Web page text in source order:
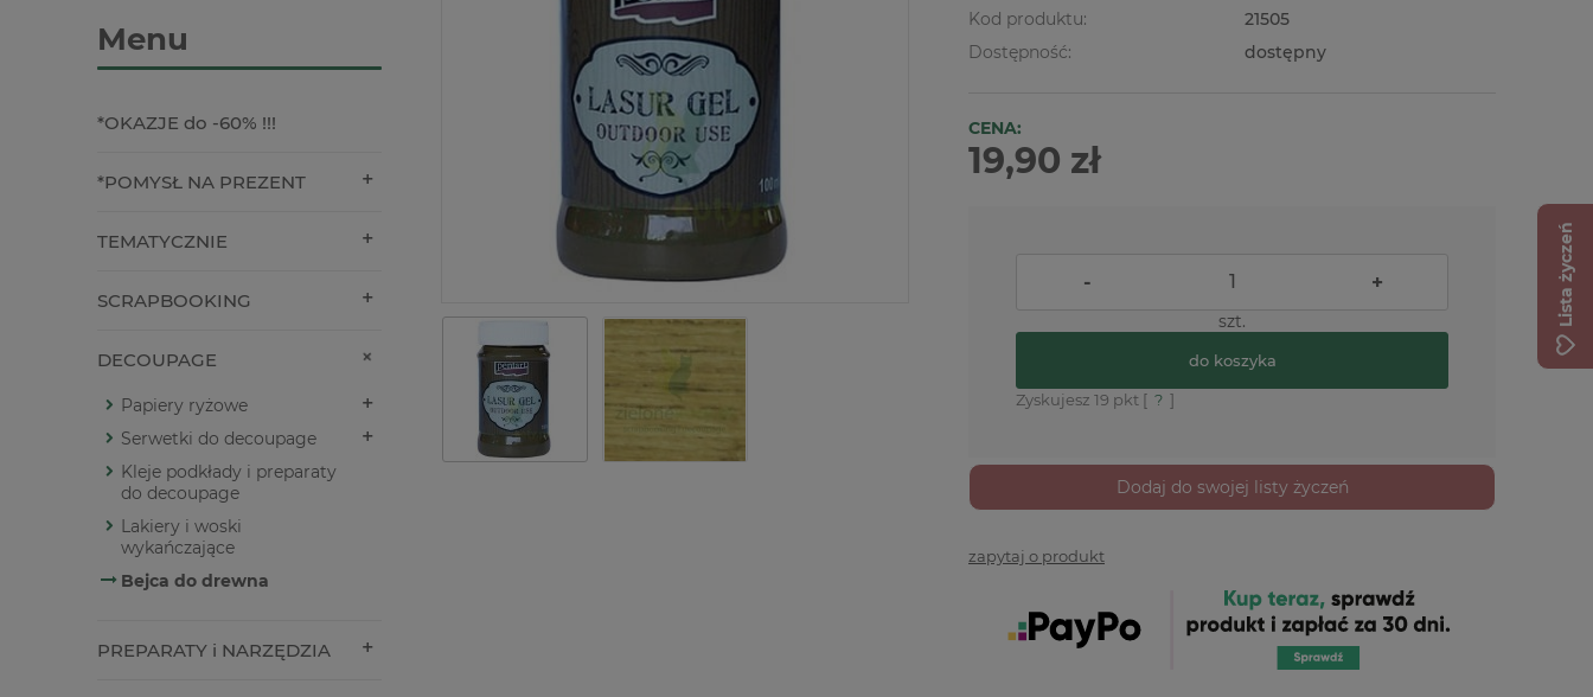
Menu
*OKAZJE do -60% !!!
*POMYSŁ NA PREZENT
TEMATYCZNIE
SCRAPBOOKING
DECOUPAGE
Papiery ryżowe
Serwetki do decoupage
Kleje podkłady i preparaty
do decoupage
Lakiery i woski
wykańczające
Bejca do drewna
PREPARATY i NARZĘDZIA
Kod produktu:
21505
Dostępność:
dostępny
CENA:
19,90 zł
- +
szt.
do koszyka
Zyskujesz 19 pkt [ ? ]
Dodaj do swojej listy życzeń
zapytaj o produkt
Lista życzeń